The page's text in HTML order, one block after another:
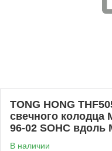
TONG HONG
свечного колодца
96-02 SOHC вдоль
В наличии